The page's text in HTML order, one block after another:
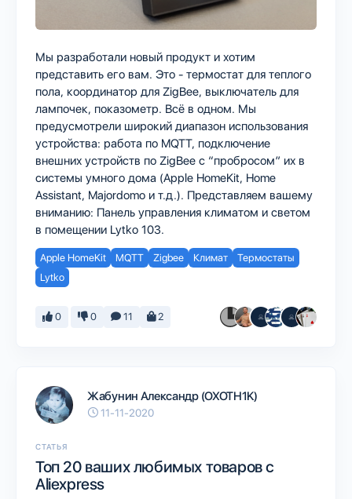
Мы разработали новый продукт и хотим
представить его вам. Это - термостат для теплого
пола, координатор для ZigBee, выключатель для
лампочек, показометр. Всё в одном. Мы
предусмотрели широкий диапазон использования
устройства: работа по MQTT, подключение
внешних устройств по ZigBee с “пробросом” их в
системы умного дома (Apple HomeKit, Home
Assistant, Majordomo и т.д.). Представляем вашему
вниманию: Панель управления климатом и светом
в помещении Lytko 103.
Apple HomeKit MQTT Zigbee Климат
Термостаты
Lytko
0 0 11 2
Жабунин Александр (OXOTH1K)
11-11-2020
СТАТЬЯ
Топ 20 ваших любимых товаров с
Aliexpress